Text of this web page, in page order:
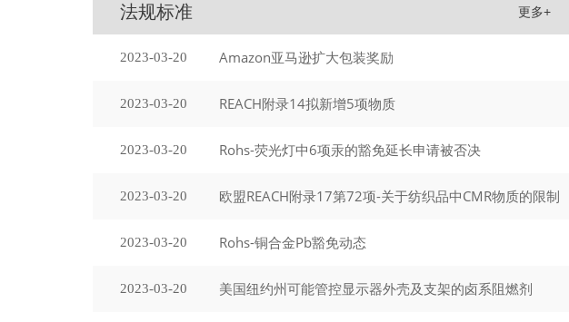
法规标准 更多+
2023-03-20 Amazon亚马逊扩大包装奖励
2023-03-20 REACH附录14拟新增5项物质
2023-03-20 Rohs-荧光灯中6项汞的豁免延长申请被否决
2023-03-20 欧盟REACH附录17第72项-关于纺织品中CMR物质的限制
2023-03-20 Rohs-铜合金Pb豁免动态
2023-03-20 美国纽约州可能管控显示器外壳及支架的卤系阻燃剂